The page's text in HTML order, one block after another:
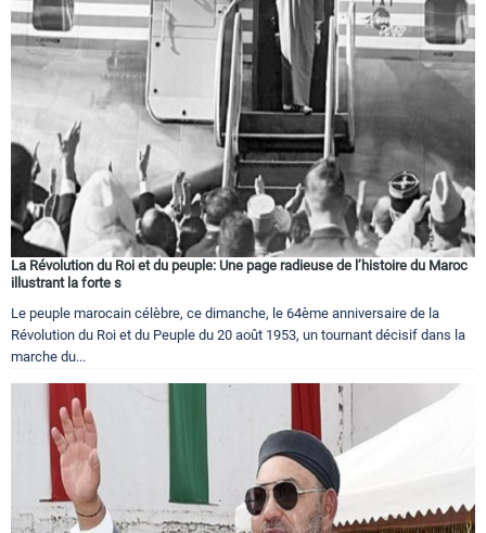
La Révolution du Roi et du peuple: Une page radieuse de l’histoire du Maroc
illustrant la forte s
Le peuple marocain célèbre, ce dimanche, le 64ème anniversaire de la
Révolution du Roi et du Peuple du 20 août 1953, un tournant décisif dans la
marche du...